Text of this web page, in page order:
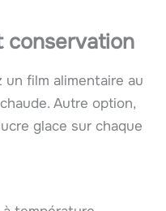
conservation
un film alimentaire au
Autre option,
glace sur chaque